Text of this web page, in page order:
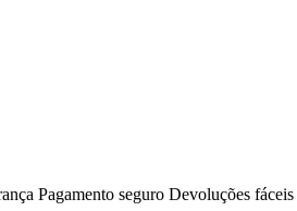
Pagamento seguro Devoluções fáceis